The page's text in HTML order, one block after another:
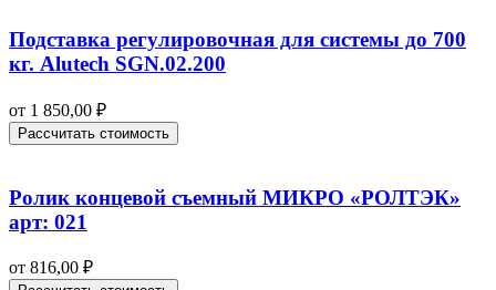
Подставка регулировочная для системы до 700
кг. Alutech SGN.02.200
от 1 850,00 ₽
Рассчитать стоимость
Ролик концевой съемный МИКРО «РОЛТЭК»
арт: 021
от 816,00 ₽